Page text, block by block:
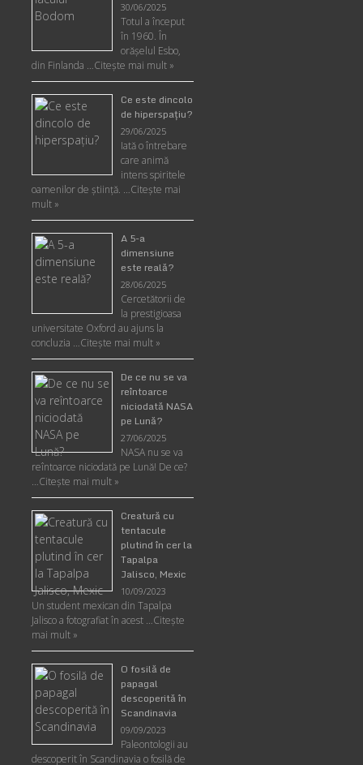
30/06/2025
Totul a început
în 1960. În
orășelul Esbo,
din Finlanda …Citește mai mult »
Ce este dincolo
de hiperspaţiu?
29/06/2025
Iată o întrebare
care animă
intens spiritele
oamenilor de ştiinţă. …Citește mai
mult »
A 5-a
dimensiune
este reală?
28/06/2025
Cercetătorii de
la prestigioasa
universitate Oxford au ajuns la
concluzia …Citește mai mult »
De ce nu se va
reîntoarce
niciodată NASA
pe Lună?
27/06/2025
NASA nu se va
reîntoarce niciodată pe Lună! De ce?
…Citește mai mult »
Creatură cu
tentacule
plutind în cer la
Tapalpa
Jalisco, Mexic
10/09/2023
Un student mexican din Tapalpa
Jalisco a fotografiat în acest …Citește
mai mult »
O fosilă de
papagal
descoperită în
Scandinavia
09/09/2023
Paleontologii au
descoperit în Scandinavia o fosilă de